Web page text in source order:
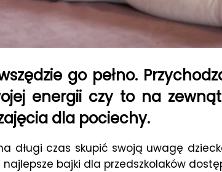
go pełno.
energii czy to na
dla pociechy.
długi czas skupić swoją uwagę
bajki dla przedszkolaków